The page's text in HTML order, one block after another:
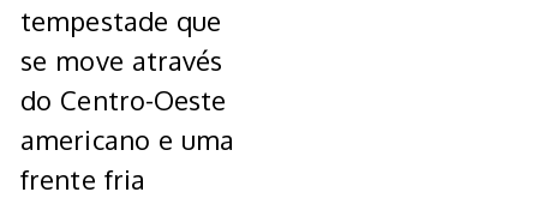
tempestade que
se move através
do Centro-Oeste
americano e uma
frente fria